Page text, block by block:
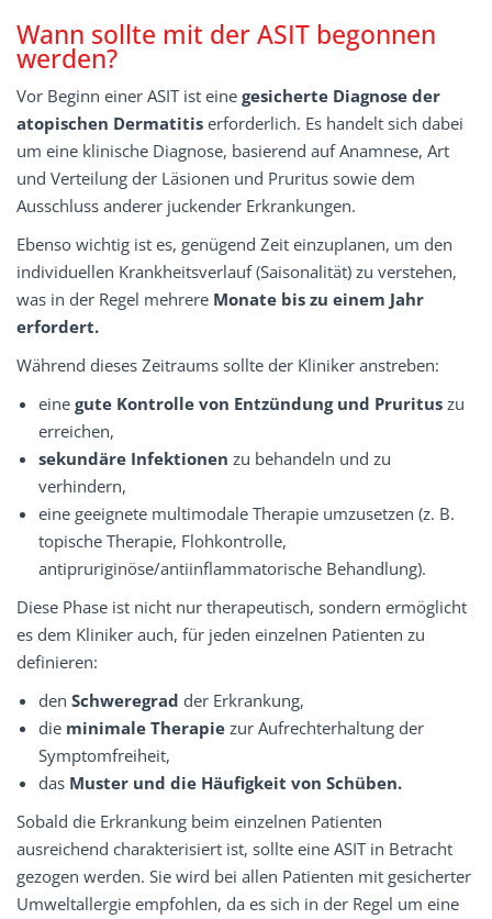
Wann sollte mit der ASIT begonnen
werden?
Vor Beginn einer ASIT ist eine gesicherte Diagnose der
atopischen Dermatitis erforderlich. Es handelt sich dabei
um eine klinische Diagnose, basierend auf Anamnese, Art
und Verteilung der Läsionen und Pruritus sowie dem
Ausschluss anderer juckender Erkrankungen.
Ebenso wichtig ist es, genügend Zeit einzuplanen, um den
individuellen Krankheitsverlauf (Saisonalität) zu verstehen,
was in der Regel mehrere Monate bis zu einem Jahr
erfordert.
Während dieses Zeitraums sollte der Kliniker anstreben:
eine gute Kontrolle von Entzündung und Pruritus zu
erreichen,
sekundäre Infektionen zu behandeln und zu
verhindern,
eine geeignete multimodale Therapie umzusetzen (z. B.
topische Therapie, Flohkontrolle,
antipruriginöse/antiinflammatorische Behandlung).
Diese Phase ist nicht nur therapeutisch, sondern ermöglicht
es dem Kliniker auch, für jeden einzelnen Patienten zu
definieren:
den Schweregrad der Erkrankung,
die minimale Therapie zur Aufrechterhaltung der
Symptomfreiheit,
das Muster und die Häufigkeit von Schüben.
Sobald die Erkrankung beim einzelnen Patienten
ausreichend charakterisiert ist, sollte eine ASIT in Betracht
gezogen werden. Sie wird bei allen Patienten mit gesicherter
Umweltallergie empfohlen, da es sich in der Regel um eine